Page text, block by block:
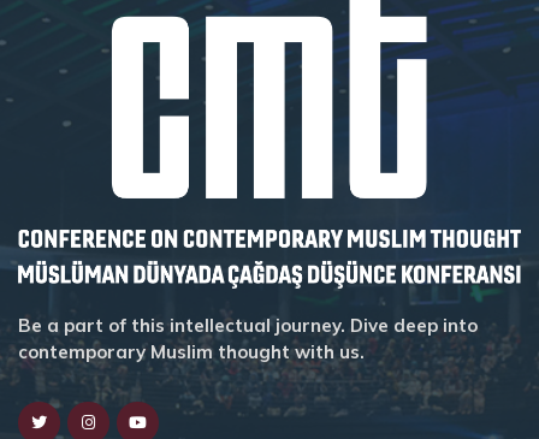
Be a part of this intellectual journey. Dive deep into
contemporary Muslim thought with us.